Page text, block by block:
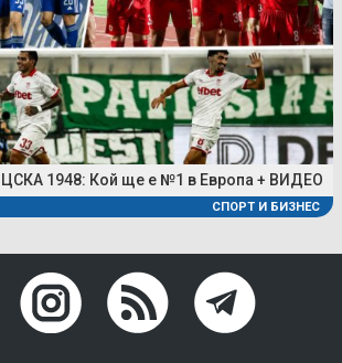
1948: Кой ще е №1 в Европа + ВИДЕО
СПОРТ И БИЗНЕС